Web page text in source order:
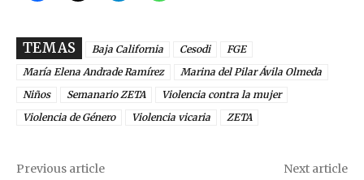
TEMAS Baja California Cesodi
FGE
María Elena Andrade Ramírez
Marina del Pilar Ávila Olmeda
Niños
Semanario ZETA
Violencia contra la mujer
Violencia de Género
Violencia vicaria ZETA
Previous article Next article